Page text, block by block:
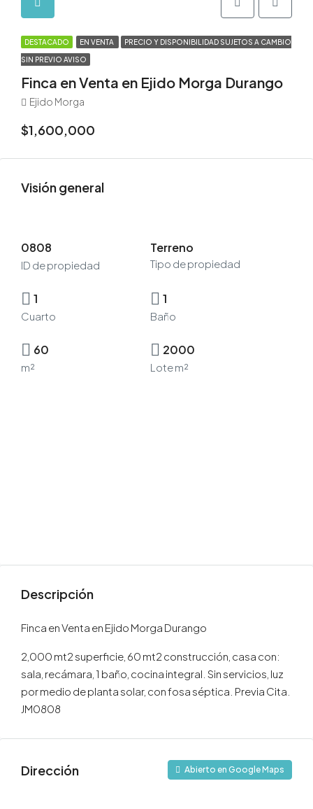
DESTACADO EN VENTA PRECIO Y DISPONIBILIDAD SUJETOS A CAMBIO
SIN PREVIO AVISO
Finca en Venta en Ejido Morga Durango
Ejido Morga
$1,600,000
Visión general
0808
ID de propiedad
Terreno
Tipo de propiedad
1
Cuarto
1
Baño
60
m²
2000
Lote m²
Descripción
Finca en Venta en Ejido Morga Durango
2,000 mt2 superficie, 60 mt2 construcción, casa con:
sala, recámara, 1 baño, cocina integral. Sin servicios, luz
por medio de planta solar, con fosa séptica. Previa Cita.
JM0808
Dirección Abierto en Google Maps